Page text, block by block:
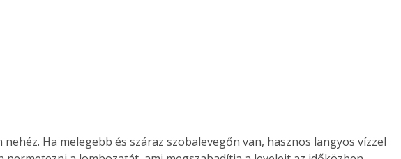
új,
áron, 0 Ft postaköltséggel
megrendelhetők!
nehéz. Ha melegebb és száraz szobalevegőn van, hasznos langyos vízzel